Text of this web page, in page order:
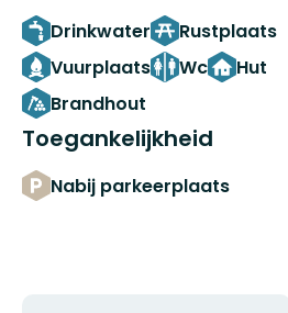
Drinkwater
Rustplaats
Vuurplaats
Wc
Hut
Brandhout
Toegankelijkheid
Nabij parkeerplaats